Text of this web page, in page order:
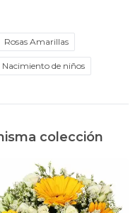
Rosas Amarillas
Nacimiento de niños
colección